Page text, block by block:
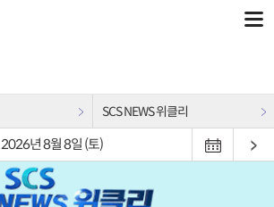
SCS NEWS 위클리
2026년 8월 8일 (토)